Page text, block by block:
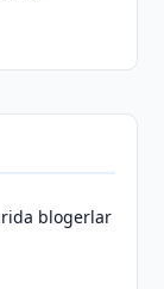
blogerlar